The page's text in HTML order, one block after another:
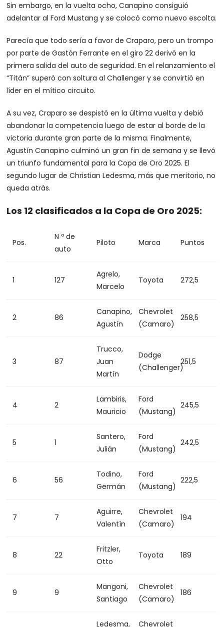
Sin embargo, en la vuelta ocho, Canapino consiguió
adelantar al Ford Mustang y se colocó como nuevo escolta.
Parecía que todo sería a favor de Craparo, pero un trompo
por parte de Gastón Ferrante en el giro 22 derivó en la
primera salida del auto de seguridad. En el relanzamiento el
“Titán” superó con soltura al Challenger y se convirtió en
líder en el mítico circuito.
A su vez, Craparo se despistó en la última vuelta y debió
abandonar la competencia luego de estar al borde de la
victoria durante gran parte de la misma. Finalmente,
Agustín Canapino culminó un gran fin de semana y se llevó
un triunfo fundamental para la Copa de Oro 2025. El
segundo lugar de Christian Ledesma, más que meritorio, no
queda atrás.
Los 12 clasificados a la Copa de Oro 2025:
Pos.
N º de
auto
Piloto Marca Puntos
1 127
Agrelo,
Marcelo
Toyota 272,5
2 86
Canapino,
Agustín
Chevrolet
(Camaro)
258,5
3 87
Trucco,
Juan
Martín
Dodge
(Challenger)
251,5
4 2
Lambiris,
Mauricio
Ford
(Mustang)
245,5
5 1
Santero,
Julián
Ford
(Mustang)
242,5
6 56
Todino,
Germán
Ford
(Mustang)
222,5
7 7
Aguirre,
Valentín
Chevrolet
(Camaro)
194
8 22
Fritzler,
Otto
Toyota 189
9 9
Mangoni,
Santiago
Chevrolet
(Camaro)
186
Ledesma, Chevrolet